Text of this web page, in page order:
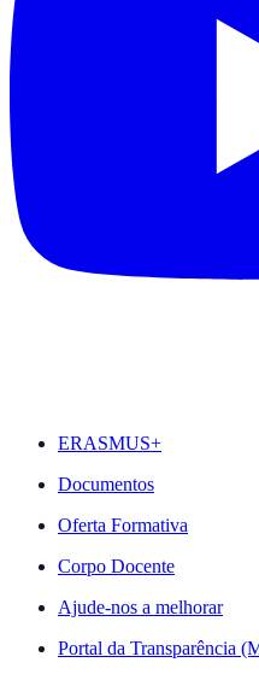
ERASMUS+
Documentos
Oferta Formativa
Corpo Docente
Ajude-nos a melhorar
Portal da Transparência